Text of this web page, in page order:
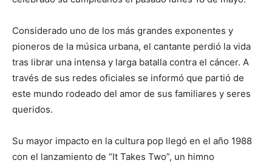
Considerado uno de los más grandes exponentes y
pioneros de la música urbana, el cantante perdió la vida
tras librar una intensa y larga batalla contra el cáncer. A
través de sus redes oficiales se informó que partió de
este mundo rodeado del amor de sus familiares y seres
queridos.
Su mayor impacto en la cultura pop llegó en el año 1988
con el lanzamiento de “It Takes Two”, un himno